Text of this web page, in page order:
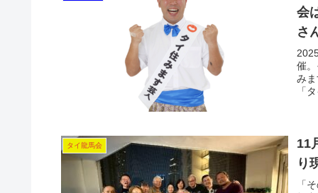
会
さ
催
み
「
タイ龍馬会
11
り
「